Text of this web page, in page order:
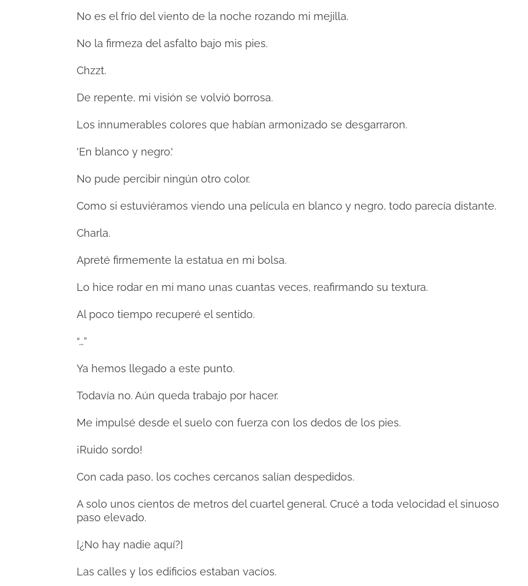
No es el frío del viento de la noche rozando mi mejilla.
No la firmeza del asfalto bajo mis pies.
Chzzt.
De repente, mi visión se volvió borrosa.
Los innumerables colores que habían armonizado se desgarraron.
'En blanco y negro.'
No pude percibir ningún otro color.
Como si estuviéramos viendo una película en blanco y negro, todo parecía distante.
Charla.
Apreté firmemente la estatua en mi bolsa.
Lo hice rodar en mi mano unas cuantas veces, reafirmando su textura.
Al poco tiempo recuperé el sentido.
“…”
Ya hemos llegado a este punto.
Todavía no. Aún queda trabajo por hacer.
Me impulsé desde el suelo con fuerza con los dedos de los pies.
¡Ruido sordo!
Con cada paso, los coches cercanos salían despedidos.
A solo unos cientos de metros del cuartel general. Crucé a toda velocidad el sinuoso
paso elevado.
[¿No hay nadie aquí?]
Las calles y los edificios estaban vacíos.